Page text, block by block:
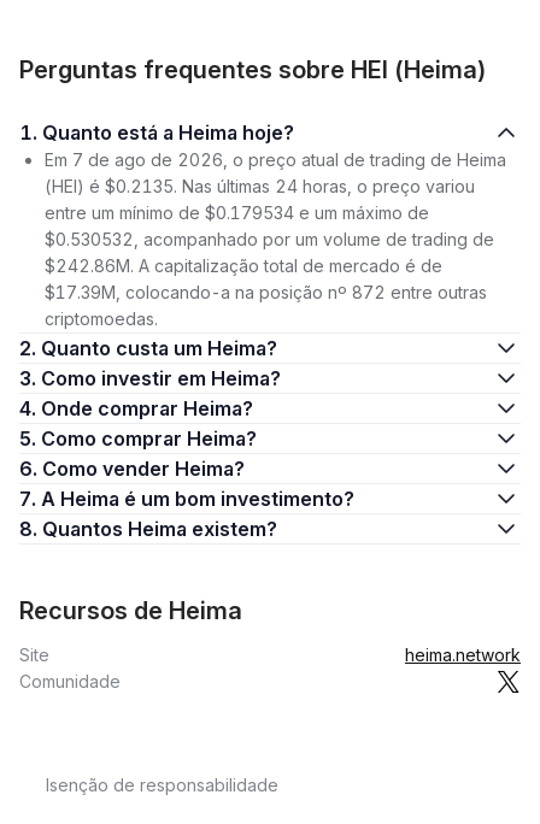
Perguntas frequentes sobre HEI (Heima)
1. Quanto está a Heima hoje?
Em 7 de ago de 2026, o preço atual de trading de Heima
(HEI) é $0.2135. Nas últimas 24 horas, o preço variou
entre um mínimo de $0.179534 e um máximo de
$0.530532, acompanhado por um volume de trading de
$242.86M. A capitalização total de mercado é de
$17.39M, colocando-a na posição nº 872 entre outras
criptomoedas.
2. Quanto custa um Heima?
3. Como investir em Heima?
4. Onde comprar Heima?
5. Como comprar Heima?
6. Como vender Heima?
7. A Heima é um bom investimento?
8. Quantos Heima existem?
Recursos de Heima
Site
heima.network
Comunidade
Isenção de responsabilidade